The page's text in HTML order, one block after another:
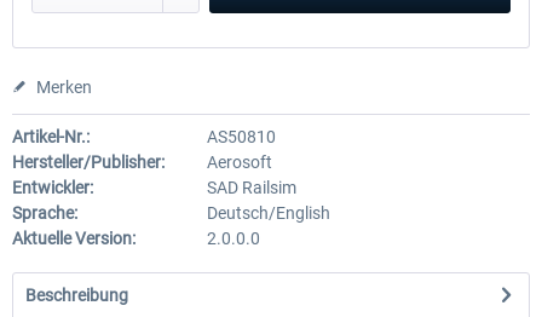
Merken
Artikel-Nr.:
AS50810
Hersteller/Publisher:
Aerosoft
Entwickler:
SAD Railsim
Sprache:
Deutsch/English
Aktuelle Version:
2.0.0.0
Beschreibung